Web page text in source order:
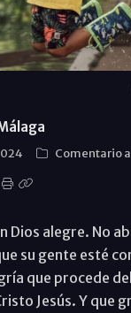
Comentario
Dios alegre. No
su gente esté
que procede
Jesús. Y que